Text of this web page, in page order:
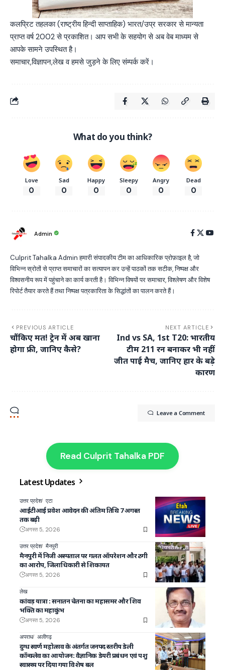
कलप्रिट तहलका (राष्ट्रीय हिन्दी साप्ताहिक) भारत/उप्र सरकार से मान्यता
प्राप्त वर्ष 2002 से प्रकाशित। आप सभी के सहयोग से अब वेब माध्यम से
आपके सामने उपस्थित है।
समाचार,विज्ञापन,लेख व हमसे जुड़ने के लिए संम्पर्क करें।
What do you think?
Love
0
Sad
0
Happy
0
Sleepy
0
Angry
0
Dead
0
Admin
Culprit Tahalka Admin हमारी संपादकीय टीम का आधिकारिक प्रोफ़ाइल है, जो
विभिन्न स्रोतों से प्राप्त समाचारों का सत्यापन कर उन्हें पाठकों तक सटीक, निष्पक्ष और
विश्वसनीय रूप में पहुंचाने का कार्य करती है। विभिन्न विषयों पर समाचार, विश्लेषण और विशेष
रिपोर्ट तैयार करते हैं तथा निष्पक्ष पत्रकारिता के सिद्धांतों का पालन करते हैं।
PREVIOUS ARTICLE
चौंकिए मत! ट्रेन में अब खाना
होगा फ्री, जानिए कैसे?
NEXT ARTICLE
Ind vs SA, 1st T20: भारतीय
टीम 211 रन बनाकर भी नहीं
जीत पाई मैच, जानिए हार के बड़े
कारण
Leave a Comment
Read Culprit Tahalka PDF
Latest Updates
उत्तर प्रदेश एटा
आईटीआई प्रवेश आवेदन की अंतिम तिथि 7 अगस्त
तक बढ़ी
अगस्त 5, 2026
उत्तर प्रदेश मैनपुरी
मैनपुरी में निजी अस्पताल पर गलत ऑपरेशन और ठगी
का आरोप, जिलाधिकारी से शिकायत
अगस्त 5, 2026
लेख
कांवड़ यात्रा : सनातन चेतना का महासमर और शिव
भक्ति का महाकुंभ
अगस्त 5, 2026
अपराध अलीगढ़
दुग्ध स्वर्ण महोत्सव के अंतर्गत जनपद स्तरीय डेली
कॉन्क्लेव का आयोजन: वैज्ञानिक डेयरी प्रबंधन एवं पशु
स्वास्थ्य पर दिया गया विशेष बल